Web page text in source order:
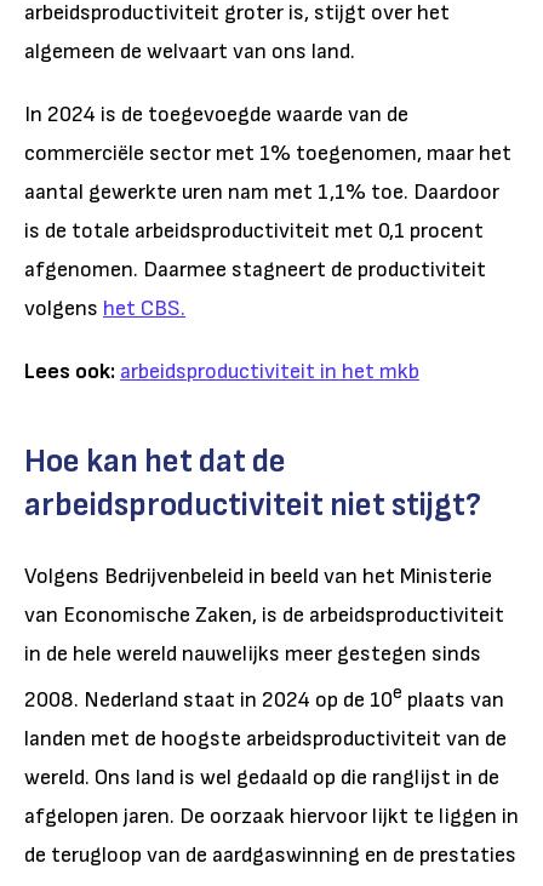
arbeidsproductiviteit groter is, stijgt over het
algemeen de welvaart van ons land.
In 2024 is de toegevoegde waarde van de
commerciële sector met 1% toegenomen, maar het
aantal gewerkte uren nam met 1,1% toe. Daardoor
is de totale arbeidsproductiviteit met 0,1 procent
afgenomen. Daarmee stagneert de productiviteit
volgens het CBS.
Lees ook: arbeidsproductiviteit in het mkb
Hoe kan het dat de
arbeidsproductiviteit niet stijgt?
Volgens Bedrijvenbeleid in beeld van het Ministerie
van Economische Zaken, is de arbeidsproductiviteit
in de hele wereld nauwelijks meer gestegen sinds
2008. Nederland staat in 2024 op de 10e plaats van
landen met de hoogste arbeidsproductiviteit van de
wereld. Ons land is wel gedaald op die ranglijst in de
afgelopen jaren. De oorzaak hiervoor lijkt te liggen in
de terugloop van de aardgaswinning en de prestaties